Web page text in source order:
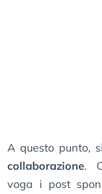
A questo punto,
collaborazione.
voga i post